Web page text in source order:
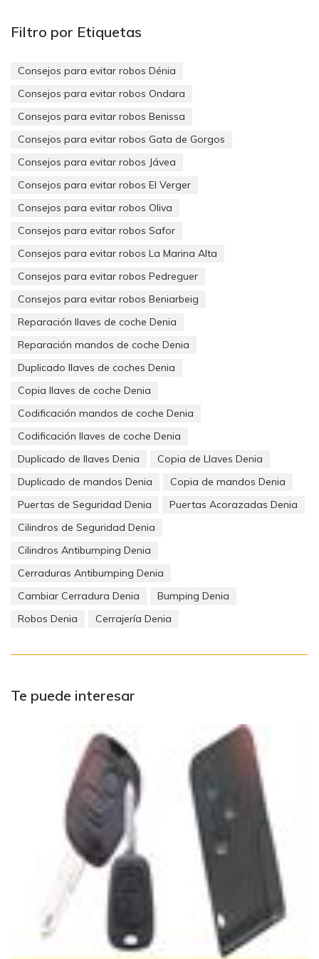
los concesionarios, pero las tiendas especializadas también
hacen duplicados y a un precio más económico”. “De hecho, las
especialistas en cerraduras. De la parte electrónica, se encargan
también empresas especialistas en esa codificación”
Según El Real Automóvil Club de Cataluña (RACC),
11.160 conductores perdieron las llaves de su coche
durante el 2013, siendo esta una cifra preocupante.
El precio del duplicado dependerá de si solo se copiará la llave
concesionario oficial la llave y el mando pueden llegar a costar
entre 150 y 300 euros, mientras que en un establecimiento
como el nuestro los precios son mucho más económicos, el
precio final dependerá del modelo del coche, zona geográfica,
En caso de pérdida total de llaves es necesaria una
maquinaria llamada de intervención, que con el numero PIN
vehículo) o en su respecto acreditar ser el dueño del vehículo, a
y hacer una nueva
Filtro por Etiquetas
Consejos para evitar robos Dénia
Consejos para evitar robos Ondara
Consejos para evitar robos Benissa
Consejos para evitar robos Gata de Gorgos
Consejos para evitar robos Jávea
Consejos para evitar robos El Verger
Consejos para evitar robos Oliva
Consejos para evitar robos Safor
Consejos para evitar robos La Marina Alta
Consejos para evitar robos Pedreguer
Consejos para evitar robos Beniarbeig
Reparación llaves de coche Denia
Reparación mandos de coche Denia
Duplicado llaves de coches Denia
Copia llaves de coche Denia
Codificación mandos de coche Denia
Codificación llaves de coche Denia
Duplicado de llaves Denia
Copia de Llaves Denia
Duplicado de mandos Denia
Copia de mandos Denia
Puertas de Seguridad Denia
Puertas Acorazadas Denia
Cilindros de Seguridad Denia
Cilindros Antibumping Denia
Cerraduras Antibumping Denia
Cambiar Cerradura Denia
Bumping Denia
Robos Denia
Cerrajería Denia
Te puede interesar